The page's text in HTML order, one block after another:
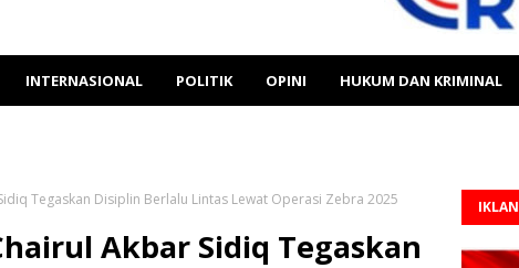
INTERNASIONAL POLITIK OPINI HUKUM DAN KRIMINAL
Tegaskan Disiplin Berlalu Lintas Lewat Operasi Zebra 2025
Akbar Sidiq Tegaskan
IKLAN